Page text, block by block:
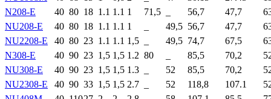
N208-E
40 80 18 1.1 1.1 1 71,5 56,7 47,7
NU208-E
40 80 18 1.1 1.1 1 49,5 56,7 47,7
NU2208-E
40 80 23 1.1 1.1 1,5 49,5 74,7 67,5
N308-E
40 90 23 1,5 1,5 1.2 80 85,5 70,2
NU308-E
40 90 23 1,5 1,5 1.3 52 85,5 70,2
NU2308-E
40 90 33 1,5 1,5 2.7 52 118,8 107.1